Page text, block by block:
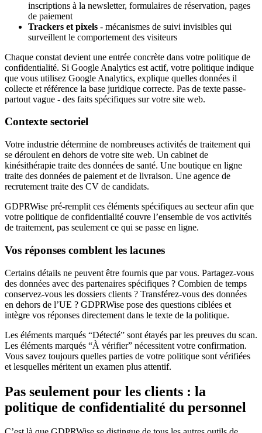
inscriptions à la newsletter, formulaires de réservation, pages
de paiement
Trackers et pixels - mécanismes de suivi invisibles qui
surveillent le comportement des visiteurs
Chaque constat devient une entrée concrète dans votre politique de
confidentialité. Si Google Analytics est actif, votre politique indique
que vous utilisez Google Analytics, explique quelles données il
collecte et référence la base juridique correcte. Pas de texte passe-
partout vague - des faits spécifiques sur votre site web.
Contexte sectoriel
Votre industrie détermine de nombreuses activités de traitement qui
se déroulent en dehors de votre site web. Un cabinet de
kinésithérapie traite des données de santé. Une boutique en ligne
traite des données de paiement et de livraison. Une agence de
recrutement traite des CV de candidats.
GDPRWise pré-remplit ces éléments spécifiques au secteur afin que
votre politique de confidentialité couvre l’ensemble de vos activités
de traitement, pas seulement ce qui se passe en ligne.
Vos réponses comblent les lacunes
Certains détails ne peuvent être fournis que par vous. Partagez-vous
des données avec des partenaires spécifiques ? Combien de temps
conservez-vous les dossiers clients ? Transférez-vous des données
en dehors de l’UE ? GDPRWise pose des questions ciblées et
intègre vos réponses directement dans le texte de la politique.
Les éléments marqués “Détecté” sont étayés par les preuves du scan.
Les éléments marqués “À vérifier” nécessitent votre confirmation.
Vous savez toujours quelles parties de votre politique sont vérifiées
et lesquelles méritent un examen plus attentif.
Pas seulement pour les clients : la
politique de confidentialité du personnel